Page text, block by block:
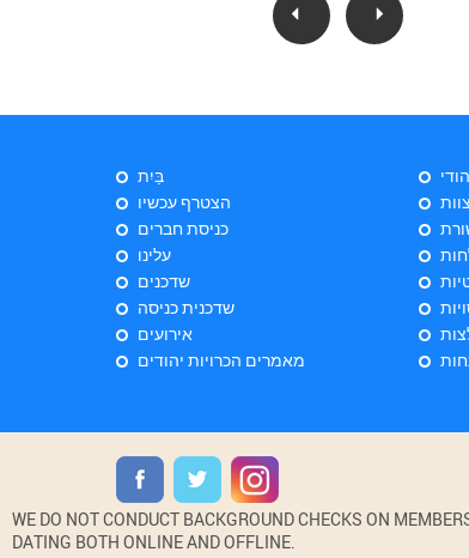
בַּיִת
הצטרף עכשיו
כניסת חברים
עלינו
שדכנים
שדכנית כניסה
אירועים
מאמרים הכרויות יהודים
WE DO NOT CONDUCT BACKGROUND CHECKS ON
DATING BOTH ONLINE AND OFFLINE.